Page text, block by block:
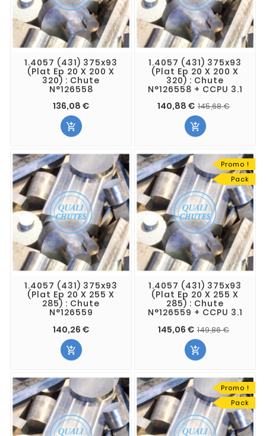
1.4057 (431) 375x93
(Plat Ep 20 X 200 X
320) : Chute
N°126558
136,08 €

1.4057 (431) 375x93
(Plat Ep 20 X 200 X
320) : Chute
N°126558 + CCPU 3.1
140,88 € 145,68 €

1.4057 (431) 375x93
(Plat Ep 20 X 255 X
285) : Chute
N°126559
140,26 €

Promo !
Pack
1.4057 (431) 375x93
(Plat Ep 20 X 255 X
285) : Chute
N°126559 + CCPU 3.1
145,06 € 149,86 €

Promo !
Pack